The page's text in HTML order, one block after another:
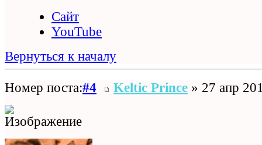
Сайт
YouTube
Вернуться к началу
Номер поста:#4 Keltic Prince » 27 апр